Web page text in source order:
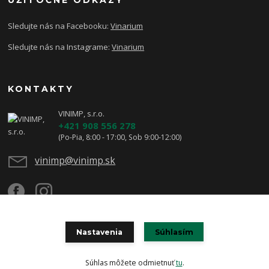
Sledujte nás na Facebooku:Vinarium
Sledujte nás na Instagrame:Vinarium
KONTAKTY
VINIMP, s.r.o.
+421 908 556 278
(Po-Pia, 8:00 - 17:00, Sob 9:00-12:00)
vinimp@vinimp.sk
Vytvoril:BEST360.sk
Nastavenia Súhlasím
Súhlas môžete odmietnuťtu.